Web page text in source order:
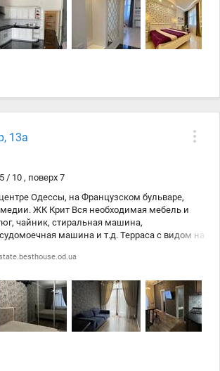
Пешая доступность побережья.
13а
/ 10 , поверх 7
Одессы, на Французском бульваре,
ЖК Крит Вся необходимая мебель и
чайник, стиральная машина,
машина и т.д. Терраса с видом на